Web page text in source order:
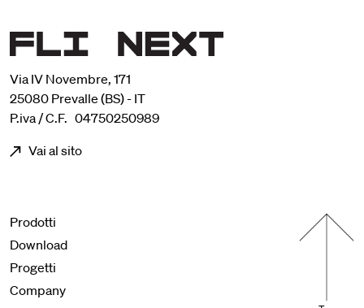
Via IV Novembre, 171
25080 Prevalle (BS) - IT
P.iva / C.F. 04750250989
Vai al sito
Menu footer
Prodotti
Download
Progetti
Company